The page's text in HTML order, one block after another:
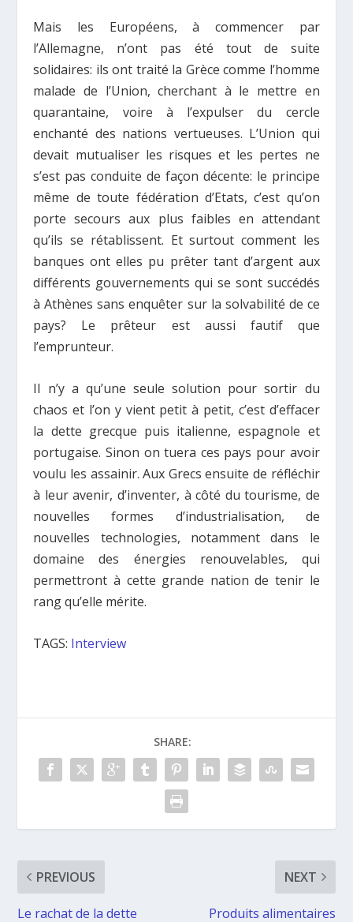
Mais les Européens, à commencer par
l’Allemagne, n’ont pas été tout de suite
solidaires: ils ont traité la Grèce comme l’homme
malade de l’Union, cherchant à le mettre en
quarantaine, voire à l’expulser du cercle
enchanté des nations vertueuses. L’Union qui
devait mutualiser les risques et les pertes ne
s’est pas conduite de façon décente: le principe
même de toute fédération d’Etats, c’est qu’on
porte secours aux plus faibles en attendant
qu’ils se rétablissent. Et surtout comment les
banques ont elles pu prêter tant d’argent aux
différents gouvernements qui se sont succédés
à Athènes sans enquêter sur la solvabilité de ce
pays? Le prêteur est aussi fautif que
l’emprunteur.
Il n’y a qu’une seule solution pour sortir du
chaos et l’on y vient petit à petit, c’est d’effacer
la dette grecque puis italienne, espagnole et
portugaise. Sinon on tuera ces pays pour avoir
voulu les assainir. Aux Grecs ensuite de réfléchir
à leur avenir, d’inventer, à côté du tourisme, de
nouvelles formes d’industrialisation, de
nouvelles technologies, notamment dans le
domaine des énergies renouvelables, qui
permettront à cette grande nation de tenir le
rang qu’elle mérite.
TAGS: Interview
SHARE:
PREVIOUS
Le rachat de la dette
NEXT
Produits alimentaires